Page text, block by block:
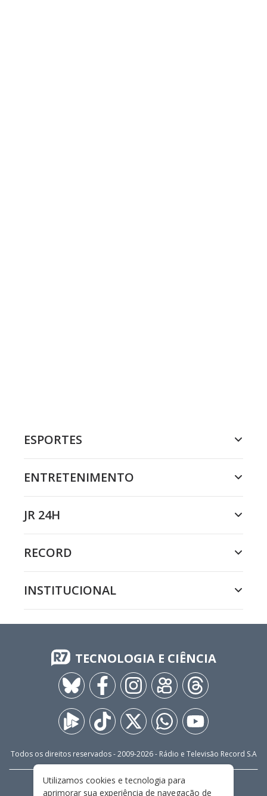
ESPORTES
ENTRETENIMENTO
JR 24H
RECORD
INSTITUCIONAL
TECNOLOGIA E CIÊNCIA
Todos os direitos reservados - 2009-2026- Rádio e Televisão Record S.A
FALE CONOSCO PRIVACIDADE
Utilizamos cookies e tecnologia para
aprimorar sua experiência de navegação de